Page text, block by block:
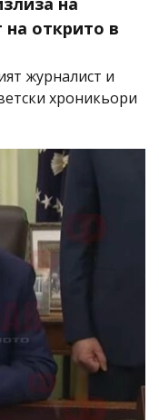
на открито в
журналист и
хроникьори